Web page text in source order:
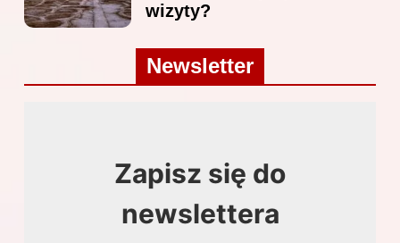
wizyty?
Newsletter
Zapisz się do
newslettera